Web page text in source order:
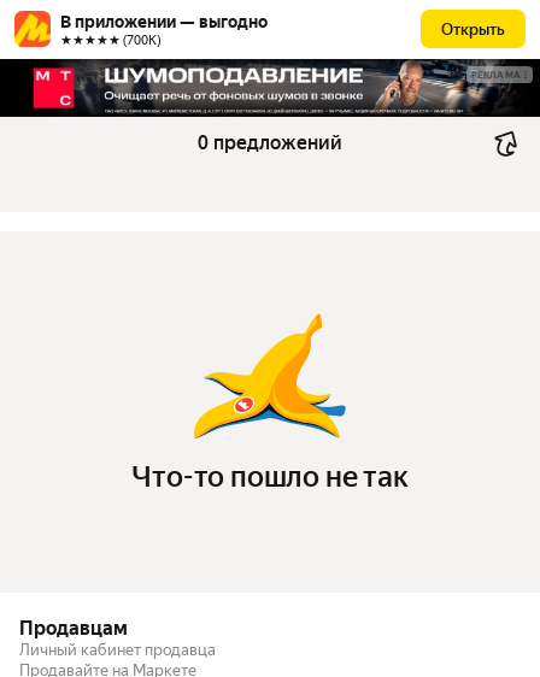
В приложении — выгодно
★★★★★ (700К)
Открыть
РЕКЛАМА
0 предложений
Что-то пошло не так
Продавцам
Личный кабинет продавца
Продавайте на Маркете